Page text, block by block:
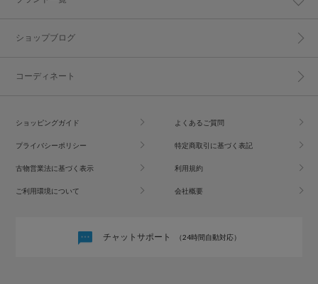
ショップブログ
コーディネート
ショッピングガイド よくあるご質問
プライバシーポリシー 特定商取引に基づく表記
古物営業法に基づく表示 利用規約
ご利用環境について 会社概要
チャットサポート （24時間自動対応）